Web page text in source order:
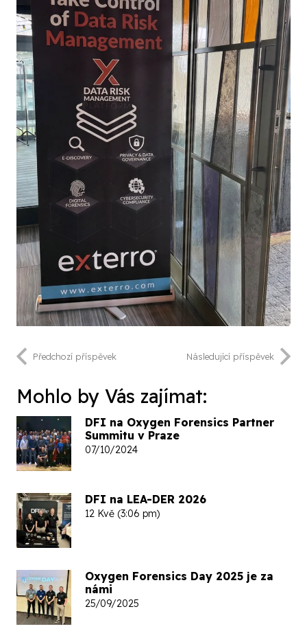
Předchozí příspěvek Následující příspěvek
Mohlo by Vás zajímat:
DFI na Oxygen Forensics Partner
Summitu v Praze
07/10/2024
DFI na LEA-DER 2026
12 Kvě (3:06 pm)
Oxygen Forensics Day 2025 je za
námi
25/09/2025